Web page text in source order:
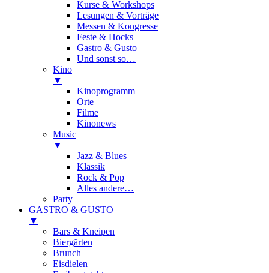
Kurse & Workshops
Lesungen & Vorträge
Messen & Kongresse
Feste & Hocks
Gastro & Gusto
Und sonst so…
Kino
▼
Kinoprogramm
Orte
Filme
Kinonews
Music
▼
Jazz & Blues
Klassik
Rock & Pop
Alles andere…
Party
GASTRO & GUSTO
▼
Bars & Kneipen
Biergärten
Brunch
Eisdielen